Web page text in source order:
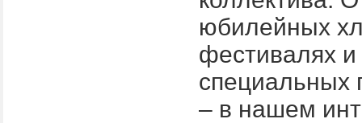
юбилейных
фестивалях и
специальных
– в нашем